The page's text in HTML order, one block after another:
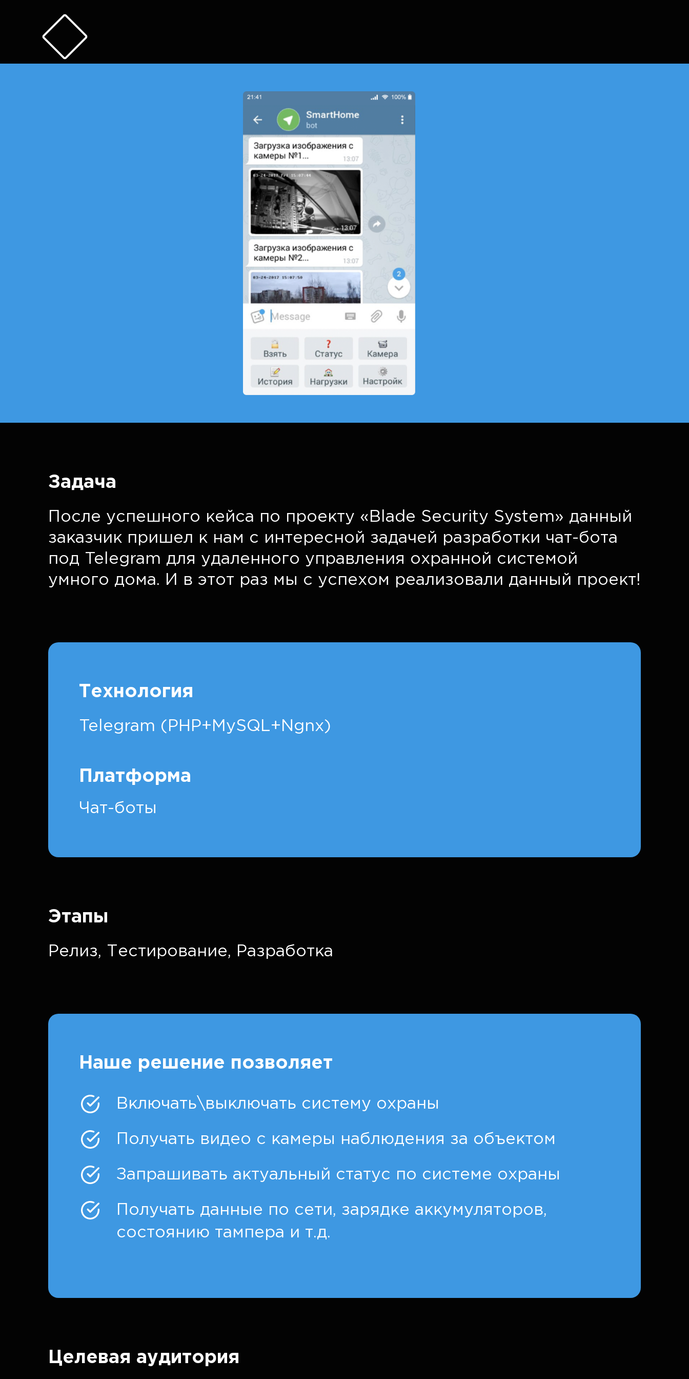
Задача
После успешного кейса по проекту «Blade Security System» данный
заказчик пришел к нам с интересной задачей разработки чат-бота
под Telegram для удаленного управления охранной системой
умного дома. И в этот раз мы с успехом реализовали данный проект!
Технология
Telegram (PHP+MySQL+Ngnx)
Платформа
Чат-боты
Этапы
Релиз, Тестирование, Разработка
Наше решение позволяет
Включать\выключать систему охраны
Получать видео с камеры наблюдения за объектом
Запрашивать актуальный статус по системе охраны
Получать данные по сети, зарядке аккумуляторов,
состоянию тампера и т.д.
Целевая аудитория